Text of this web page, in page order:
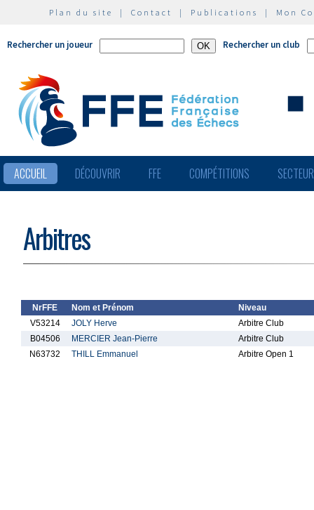
Plan du site | Contact | Publications | Mon
Rechercher un joueur Rechercher un club
ACCUEIL DÉCOUVRIR FFE COMPÉTITIONS
Arbitres
NrFFE Nom et Prénom
Niveau
V53214
JOLY Herve
Arbitre Club
B04506
MERCIER Jean-Pierre
Arbitre Club
N63732
THILL Emmanuel Arbitre Open 1